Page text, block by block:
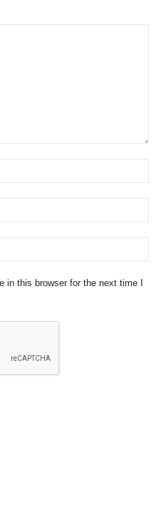
this browser for the next time I